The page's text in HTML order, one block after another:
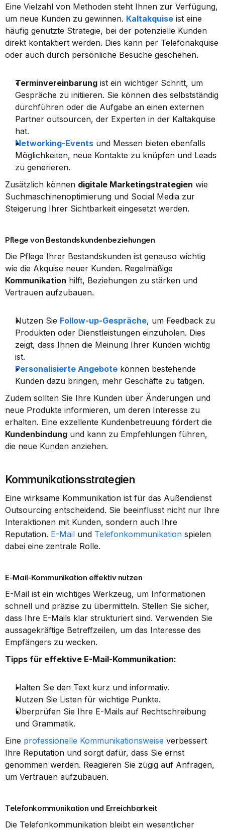
Eine Vielzahl von Methoden steht Ihnen zur Verfügung,
um neue Kunden zu gewinnen. Kaltakquise ist eine
häufig genutzte Strategie, bei der potenzielle Kunden
direkt kontaktiert werden. Dies kann per Telefonakquise
oder auch durch persönliche Besuche geschehen.
Terminvereinbarung ist ein wichtiger Schritt, um
Gespräche zu initiieren. Sie können dies selbstständig
durchführen oder die Aufgabe an einen externen
Partner outsourcen, der Experten in der Kaltakquise
hat.
Networking-Events und Messen bieten ebenfalls
Möglichkeiten, neue Kontakte zu knüpfen und Leads
zu generieren.
Zusätzlich können digitale Marketingstrategien wie
Suchmaschinenoptimierung und Social Media zur
Steigerung Ihrer Sichtbarkeit eingesetzt werden.
Pflege von Bestandskundenbeziehungen
Die Pflege Ihrer Bestandskunden ist genauso wichtig
Kommunikation hilft, Beziehungen zu stärken und
Vertrauen aufzubauen.
Nutzen Sie Follow-up-Gespräche, um Feedback zu
Produkten oder Dienstleistungen einzuholen. Dies
zeigt, dass Ihnen die Meinung Ihrer Kunden wichtig
ist.
Personalisierte Angebote können bestehende
Kunden dazu bringen, mehr Geschäfte zu tätigen.
Zudem sollten Sie Ihre Kunden über Änderungen und
neue Produkte informieren, um deren Interesse zu
Kundenbindung und kann zu Empfehlungen führen,
die neue Kunden anziehen.
Kommunikationsstrategien
Eine wirksame Kommunikation ist für das Außendienst
Outsourcing entscheidend. Sie beeinflusst nicht nur Ihre
Interaktionen mit Kunden, sondern auch Ihre
Reputation. E-Mail und Telefonkommunikation spielen
dabei eine zentrale Rolle.
E-Mail-Kommunikation effektiv nutzen
E-Mail ist ein wichtiges Werkzeug, um Informationen
schnell und präzise zu übermitteln. Stellen Sie sicher,
dass Ihre E-Mails klar strukturiert sind. Verwenden Sie
aussagekräftige Betreffzeilen, um das Interesse des
Empfängers zu wecken.
Tipps für effektive E-Mail-Kommunikation:
Halten Sie den Text kurz und informativ.
Nutzen Sie Listen für wichtige Punkte.
Überprüfen Sie Ihre E-Mails auf Rechtschreibung
und Grammatik.
Eine professionelle Kommunikationsweise verbessert
Ihre Reputation und sorgt dafür, dass Sie ernst
genommen werden. Reagieren Sie zügig auf Anfragen,
um Vertrauen aufzubauen.
Telefonkommunikation und Erreichbarkeit
Die Telefonkommunikation bleibt ein wesentlicher